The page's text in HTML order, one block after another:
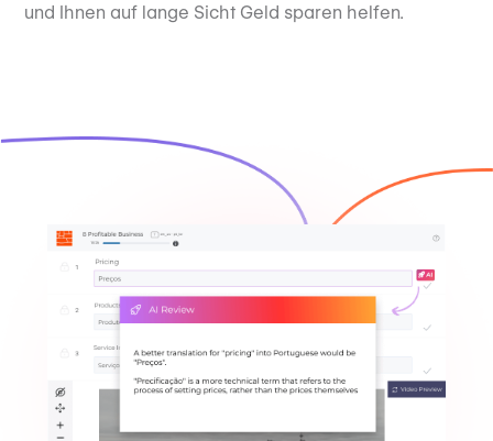
und Ihnen auf lange Sicht Geld sparen helfen.